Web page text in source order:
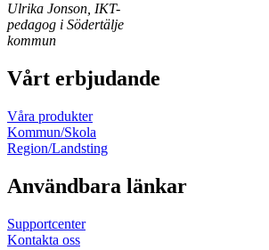
Ulrika Jonson, IKT-
pedagog i Södertälje
kommun
Vårt erbjudande
Våra produkter
Kommun/Skola
Region/Landsting
Användbara länkar
Supportcenter
Kontakta oss